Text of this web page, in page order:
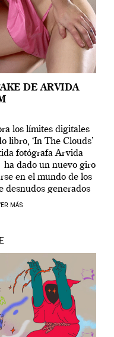
DE ARVIDA
los límites digitales
libro, ‘In The Clouds’
fotógrafa Arvida
dado un nuevo giro
en el mundo de los
desnudos generados
MÁS